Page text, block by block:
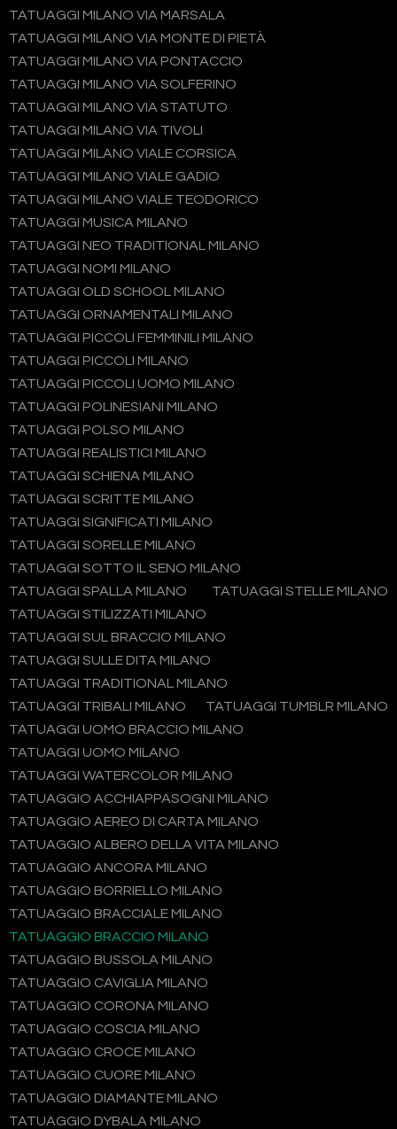
TATUAGGI MILANO VIA MARSALA
TATUAGGI MILANO VIA MONTE DI PIETÀ
TATUAGGI MILANO VIA PONTACCIO
TATUAGGI MILANO VIA SOLFERINO
TATUAGGI MILANO VIA STATUTO
TATUAGGI MILANO VIA TIVOLI
TATUAGGI MILANO VIALE CORSICA
TATUAGGI MILANO VIALE GADIO
TATUAGGI MILANO VIALE TEODORICO
TATUAGGI MUSICA MILANO
TATUAGGI NEO TRADITIONAL MILANO
TATUAGGI NOMI MILANO
TATUAGGI OLD SCHOOL MILANO
TATUAGGI ORNAMENTALI MILANO
TATUAGGI PICCOLI FEMMINILI MILANO
TATUAGGI PICCOLI MILANO
TATUAGGI PICCOLI UOMO MILANO
TATUAGGI POLINESIANI MILANO
TATUAGGI POLSO MILANO
TATUAGGI REALISTICI MILANO
TATUAGGI SCHIENA MILANO
TATUAGGI SCRITTE MILANO
TATUAGGI SIGNIFICATI MILANO
TATUAGGI SORELLE MILANO
TATUAGGI SOTTO IL SENO MILANO
TATUAGGI SPALLA MILANO
TATUAGGI STELLE MILANO
TATUAGGI STILIZZATI MILANO
TATUAGGI SUL BRACCIO MILANO
TATUAGGI SULLE DITA MILANO
TATUAGGI TRADITIONAL MILANO
TATUAGGI TRIBALI MILANO
TATUAGGI TUMBLR MILANO
TATUAGGI UOMO BRACCIO MILANO
TATUAGGI UOMO MILANO
TATUAGGI WATERCOLOR MILANO
TATUAGGIO ACCHIAPPASOGNI MILANO
TATUAGGIO AEREO DI CARTA MILANO
TATUAGGIO ALBERO DELLA VITA MILANO
TATUAGGIO ANCORA MILANO
TATUAGGIO BORRIELLO MILANO
TATUAGGIO BRACCIALE MILANO
TATUAGGIO BRACCIO MILANO
TATUAGGIO BUSSOLA MILANO
TATUAGGIO CAVIGLIA MILANO
TATUAGGIO CORONA MILANO
TATUAGGIO COSCIA MILANO
TATUAGGIO CROCE MILANO
TATUAGGIO CUORE MILANO
TATUAGGIO DIAMANTE MILANO
TATUAGGIO DYBALA MILANO